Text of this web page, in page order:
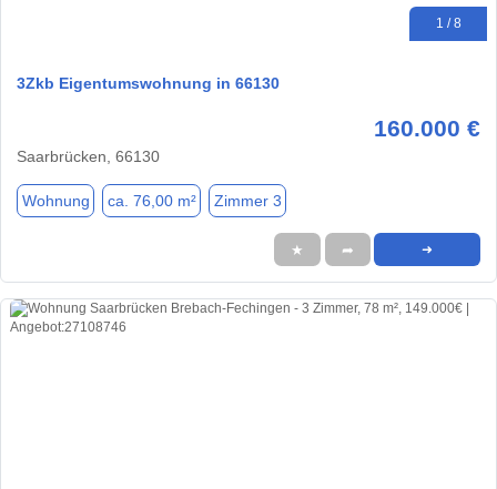
1 / 8
3Zkb Eigentumswohnung in 66130
160.000 €
Saarbrücken, 66130
Wohnung ca. 76,00 m² Zimmer 3
★ ➦ ➜